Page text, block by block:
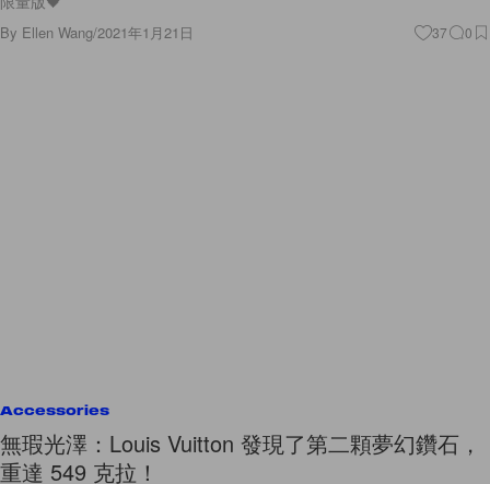
By Ellen Wang/2021年1月21日 37 0
Accessories
無瑕光澤：Louis Vuitton 發現了第二顆夢幻鑽石，
重達 549 克拉！